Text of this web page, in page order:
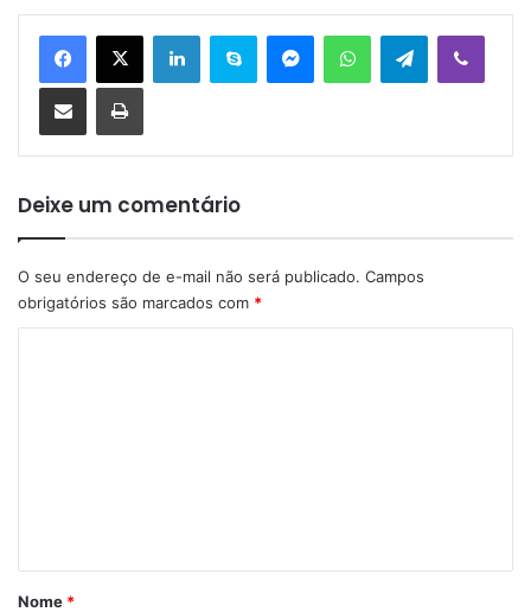
Telegram
Deixe um comentário
O seu endereço de e-mail não será publicado. Campos
obrigatórios são marcados com *
rNome *